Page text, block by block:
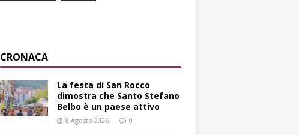
CRONACA
La festa di San Rocco
dimostra che Santo Stefano
Belbo è un paese attivo
8 Agosto 2026 0